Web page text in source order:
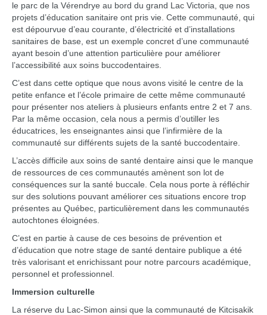
le parc de la Vérendrye au bord du grand Lac Victoria, que nos
projets d’éducation sanitaire ont pris vie. Cette communauté, qui
est dépourvue d’eau courante, d’électricité et d’installations
sanitaires de base, est un exemple concret d’une communauté
ayant besoin d’une attention particulière pour améliorer
l’accessibilité aux soins buccodentaires.
C’est dans cette optique que nous avons visité le centre de la
petite enfance et l’école primaire de cette même communauté
pour présenter nos ateliers à plusieurs enfants entre 2 et 7 ans.
Par la même occasion, cela nous a permis d’outiller les
éducatrices, les enseignantes ainsi que l’infirmière de la
communauté sur différents sujets de la santé buccodentaire.
L’accès difficile aux soins de santé dentaire ainsi que le manque
de ressources de ces communautés amènent son lot de
conséquences sur la santé buccale. Cela nous porte à réfléchir
sur des solutions pouvant améliorer ces situations encore trop
présentes au Québec, particulièrement dans les communautés
autochtones éloignées.
C’est en partie à cause de ces besoins de prévention et
d’éducation que notre stage de santé dentaire publique a été
très valorisant et enrichissant pour notre parcours académique,
personnel et professionnel.
Immersion culturelle
La réserve du Lac-Simon ainsi que la communauté de Kitcisakik